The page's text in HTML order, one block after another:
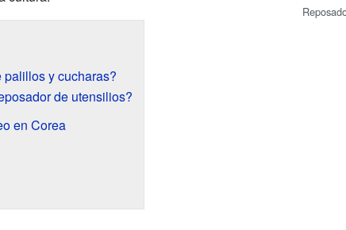
palillos y cucharas?
de utensilios?
en Corea